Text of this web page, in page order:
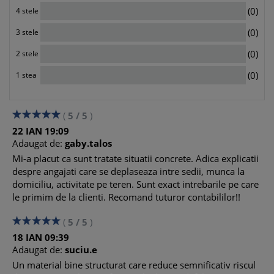
5. Cod fiscal punct de lucru incepand cu anul 2026 – punct
de lucru cu 5 angajati
6. Intreprindere individuala – utilizarea spatiilor de
8. Santier cu 4 salariati – existenta obligatiei de declarare a
punctului de lucru in baza Legii nr. 273/2006
9. Punct de lucru inregistrat la ONRC in aceeasi localitate cu
sediul social – obligatii fiscale
10. Declararea impozitului pe salarii pentru punct de lucru
situat in aceeasi localitate cu sediul social
pentru punctul de lucru din aceeasi localitate
12. Atribuirea codului de identificare fiscala pentru puncte
de lucru conform Legii nr. 245/2025
4 stele (0)
3 stele (0)
2 stele (0)
1 stea (0)
( 5 / 5 )
22 IAN 19:09
Adaugat de: gaby.talos
Mi-a placut ca sunt tratate situatii concrete. Adica explicatii
despre angajati care se deplaseaza intre sedii, munca la
domiciliu, activitate pe teren. Sunt exact intrebarile pe care
le primim de la clienti. Recomand tuturor contabililor!!
( 5 / 5 )
18 IAN 09:39
Adaugat de: suciu.e
Un material bine structurat care reduce semnificativ riscul